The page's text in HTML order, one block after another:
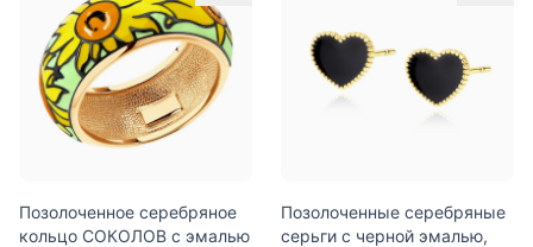
Позолоченное серебряное
кольцо СОКОЛОВ с эмалью
Позолоченные серебряные
серьги с черной эмалью,